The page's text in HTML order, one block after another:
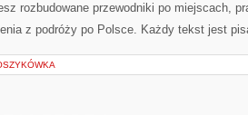
rozbudowane przewodniki po miejscach,
z podróży po Polsce. Każdy tekst jest